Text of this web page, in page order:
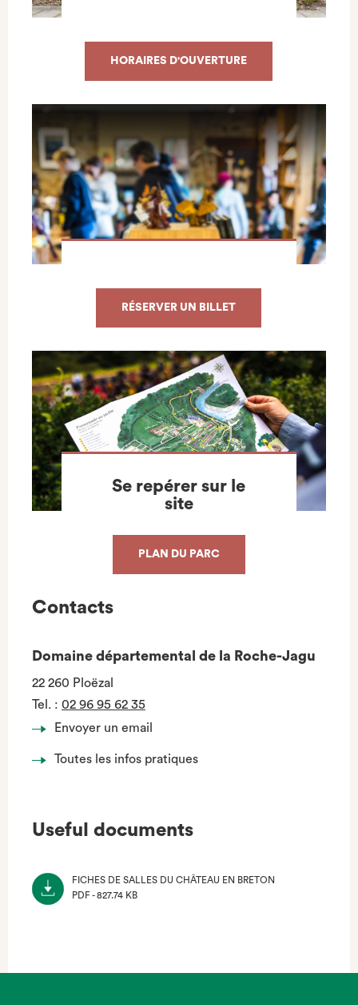
HORAIRES D'OUVERTURE
RÉSERVER UN BILLET
Se repérer sur le
site
PLAN DU PARC
Contacts
Domaine départemental de la Roche-Jagu
22 260 Ploëzal
Tel. : 02 96 95 62 35
Envoyer un email
Toutes les infos pratiques
Useful documents
FICHES DE SALLES DU CHÂTEAU EN BRETON
PDF - 827.74 KB